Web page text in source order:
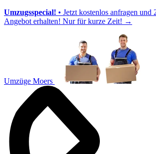
Umzugsspecial! • Jetzt kostenlos anfragen und
Angebot erhalten! Nur für kurze Zeit! →
Umzüge Moers